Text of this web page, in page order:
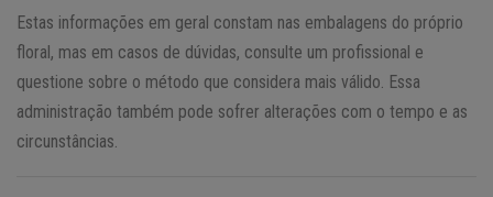
Estas informações em geral constam nas embalagens do próprio
floral, mas em casos de dúvidas, consulte um profissional e
questione sobre o método que considera mais válido. Essa
administração também pode sofrer alterações com o tempo e as
circunstâncias.